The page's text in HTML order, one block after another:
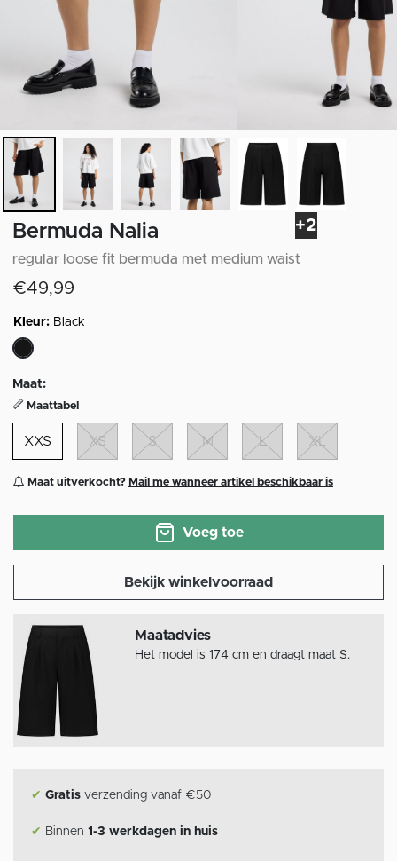
+2
Bermuda Nalia
regular loose fit bermuda met medium waist
€49,99
Kleur: Black
Maat:
Maattabel
XXS XS S M L XL
Maat uitverkocht? Mail me wanneer artikel beschikbaar is
Voeg toe
Bekijk winkelvoorraad
Maatadvies
Het model is 174 cm en draagt maat S.
✔ Gratis verzending vanaf €50
✔ Binnen 1-3 werkdagen in huis